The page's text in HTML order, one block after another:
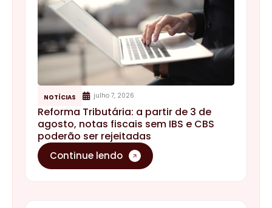
NOTÍCIAS julho 7, 2026
Reforma Tributária: a partir de 3 de
agosto, notas fiscais sem IBS e CBS
poderão ser rejeitadas
Continue lendo